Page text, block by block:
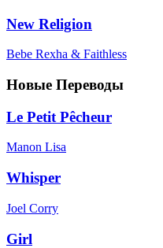
New Religion
Bebe Rexha & Faithless
Новые Переводы
Le Petit Pêcheur
Manon Lisa
Whisper
Joel Corry
Girl